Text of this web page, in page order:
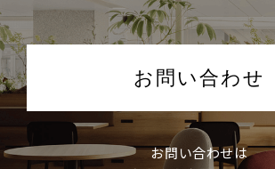
お問い合わせ
お問い合わせは